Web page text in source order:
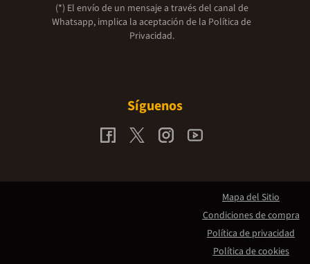
(*) El envío de un mensaje a través del canal de
Whatsapp, implica la aceptación de la Política de
Privacidad.
Síguenos
Mapa del Sitio
Condiciones de compra
Política de privacidad
Política de cookies